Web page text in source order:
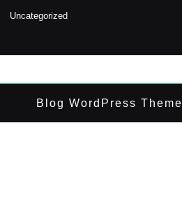
Uncategorized
Blog WordPress Theme